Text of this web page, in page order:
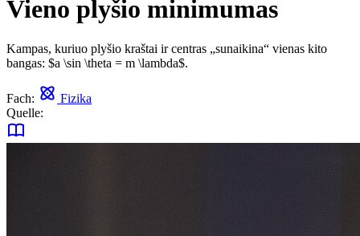
Vieno plyšio minimumas
Kampas, kuriuo plyšio kraštai ir centras „sunaikina“ vienas kito
bangas: $a \sin \theta = m \lambda$.
Fach:
Fizika
Quelle: